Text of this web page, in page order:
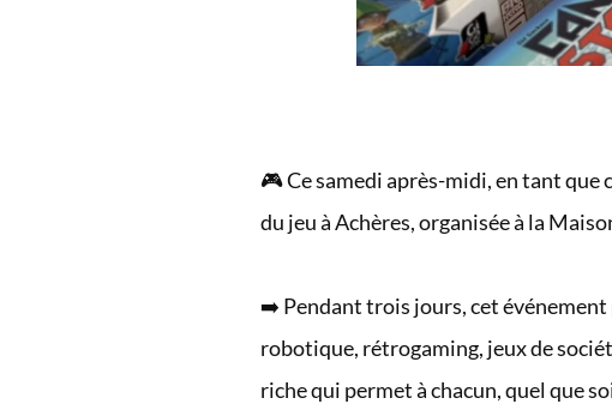
🎮 Ce samedi après-midi, en tant que
du jeu à Achères, organisée à la
➡️ Pendant trois jours, cet événement
robotique, rétrogaming, jeux de
riche qui permet à chacun, quel que